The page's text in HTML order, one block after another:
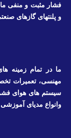
فشار مثبت و منفی
و پلنتهای گازهای
ما در تمام زمینه
مهنسی، تعمیرات
سیستم های هوای
وانواع مدیای آموزشی